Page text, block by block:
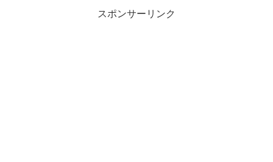
スポンサーリンク